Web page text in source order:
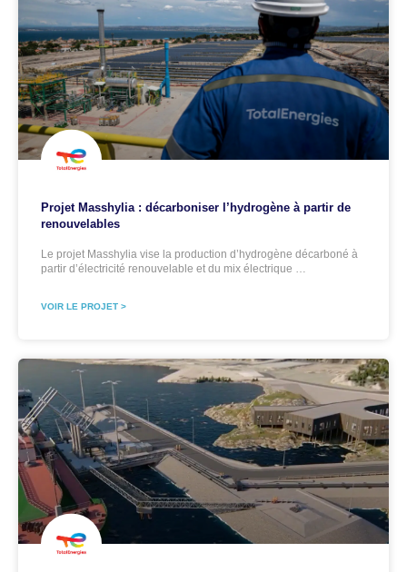
Projet Masshylia : décarboniser l’hydrogène à partir de
renouvelables
Le projet Masshylia vise la production d’hydrogène décarboné à
partir d’électricité renouvelable et du mix électrique …
VOIR LE PROJET >